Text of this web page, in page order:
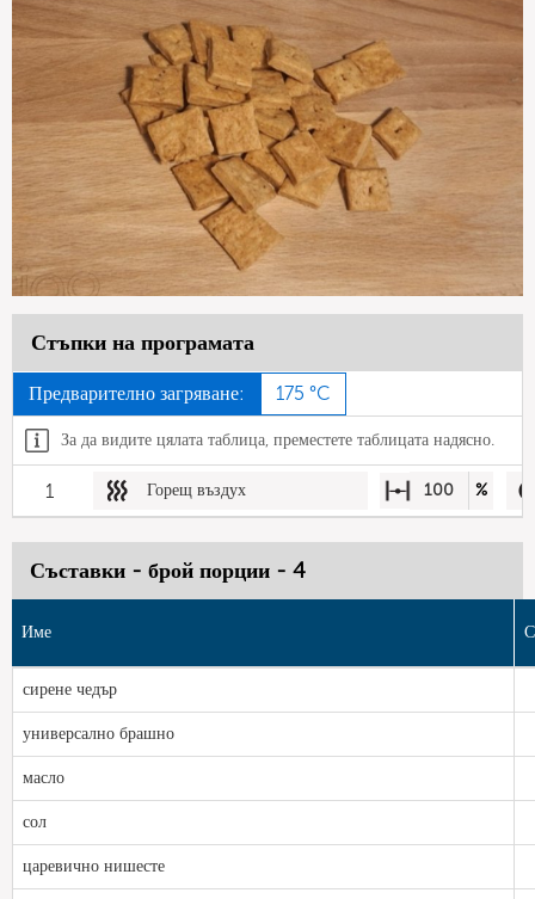
Стъпки на програмата
Предварително загряване: 175 °C
За да видите цялата таблица, преместете таблицата надясно.
1 Горещ въздух 100 %
Съставки - брой порции - 4
Име
сирене чедър
универсално брашно
масло
сол
царевично нишесте